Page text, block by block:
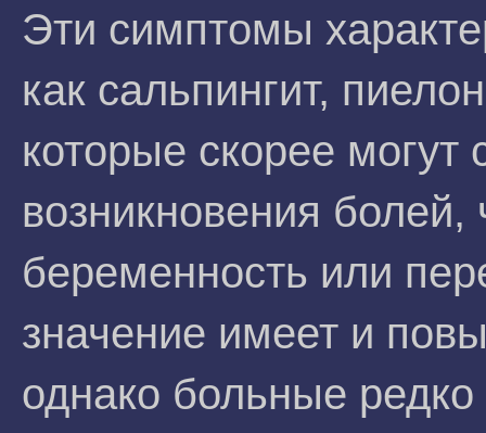
Эти симптомы
как сальпингит,
которые скорее могут
возникновения
беременность или
значение имеет и
однако больные